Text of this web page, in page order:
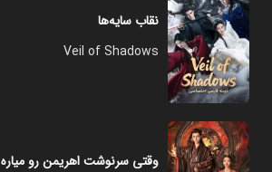
نقاب سایه‌ها
Veil of Shadows
وقتی سرنوشت اهریمن رو میاره